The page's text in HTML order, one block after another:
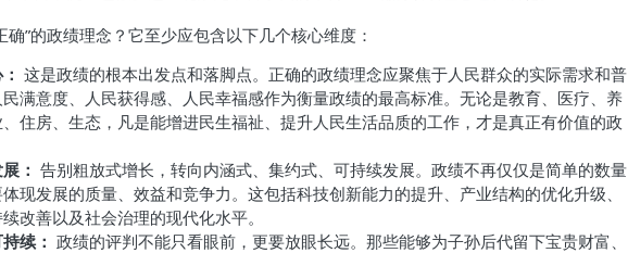
确”的政绩理念？它至少应包含以下几个核心维度：
这是政绩的根本出发点和落脚点。正确的政绩理念应聚焦于人民群众的实际需求和普
满意度、人民获得感、人民幸福感作为衡量政绩的最高标准。无论是教育、医疗、养
住房、生态，凡是能增进民生福祉、提升人民生活品质的工作，才是真正有价值的政
： 告别粗放式增长，转向内涵式、集约式、可持续发展。政绩不再仅仅是简单的数量
现发展的质量、效益和竞争力。这包括科技创新能力的提升、产业结构的优化升级、
改善以及社会治理的现代化水平。
续： 政绩的评判不能只看眼前，更要放眼长远。那些能够为子孙后代留下宝贵财富、